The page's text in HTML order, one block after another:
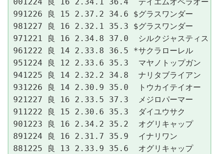
001224 良 16 2.34.1 36.4  テイエムオペラオ
991226 良 15 2.37.2 34.6 $グラスワンダー　
981227 良 16 2.32.1 35.3 $グラスワンダー　
971221 良 16 2.34.8 37.0  シルクジャスティ
961222 良 14 2.33.8 36.5 *サクラローレル　
951224 良 12 2.33.6 35.3  マヤノトップガン
941225 良 14 2.32.2 34.8  ナリタブライアン
931226 良 14 2.30.9 35.0  トウカイテイオー
921227 良 16 2.33.5 37.3  メジロパーマー　
911222 良 15 2.30.6 35.3  ダイユウサク　　
901223 良 16 2.34.2 35.2  オグリキャップ　
891224 良 16 2.31.7 35.9  イナリワン　　　
881225 良 13 2.33.9 35.6  オグリキャップ　